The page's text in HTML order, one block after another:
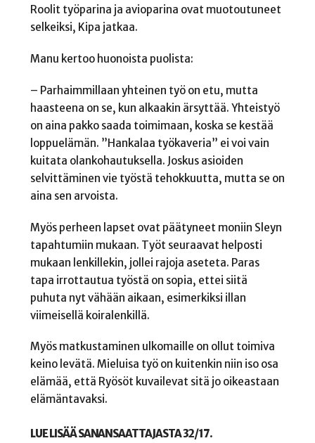
Roolit työparina ja avioparina ovat muotoutuneet
selkeiksi, Kipa jatkaa.
Manu kertoo huonoista puolista:
– Parhaimmillaan yhteinen työ on etu, mutta
haasteena on se, kun alkaakin ärsyttää. Yhteistyö
on aina pakko saada toimimaan, koska se kestää
loppuelämän. ”Hankalaa työkaveria” ei voi vain
kuitata olankohautuksella. Joskus asioiden
selvittäminen vie työstä tehokkuutta, mutta se on
aina sen arvoista.
Myös perheen lapset ovat päätyneet moniin Sleyn
tapahtumiin mukaan. Työt seuraavat helposti
mukaan lenkillekin, jollei rajoja aseteta. Paras
tapa irrottautua työstä on sopia, ettei siitä
puhuta nyt vähään aikaan, esimerkiksi illan
viimeisellä koiralenkillä.
Myös matkustaminen ulkomaille on ollut toimiva
keino levätä. Mieluisa työ on kuitenkin niin iso osa
elämää, että Ryösöt kuvailevat sitä jo oikeastaan
elämäntavaksi.
LUE LISÄÄ SANANSAATTAJASTA 32/17.